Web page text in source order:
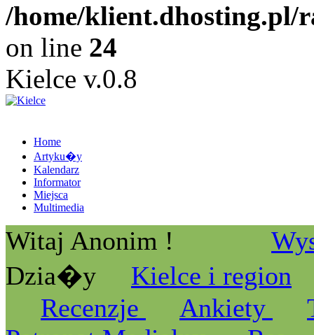
/home/klient.dhosting.pl/
on line 24
Kielce v.0.8
Home
Artyku�y
Kalendarz
Informator
Miejsca
Multimedia
Witaj Anonim !
Dzia�y
Kielce i region
Recenzje
Ankiety